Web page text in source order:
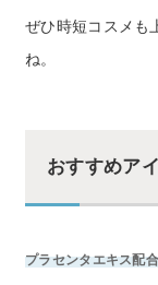
ぜひ時短コスメも
ね。
おすすめア
プラセンタエキス配